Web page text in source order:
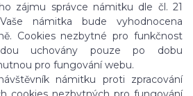
zájmu správce námitku dle čl. 21
námitka bude vyhodnocena
Cookies nezbytné pro funkčnost
uchovány pouze po dobu
pro fungování webu.
námitku proti zpracování